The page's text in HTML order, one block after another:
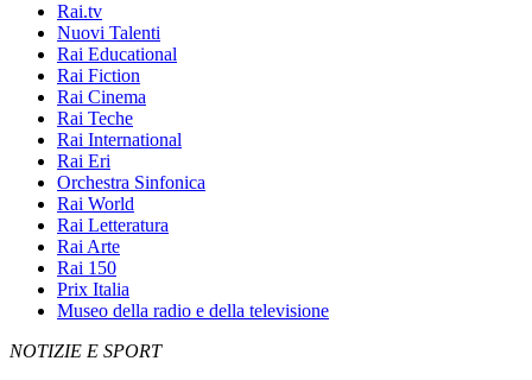
Rai.tv
Nuovi Talenti
Rai Educational
Rai Fiction
Rai Cinema
Rai Teche
Rai International
Rai Eri
Orchestra Sinfonica
Rai World
Rai Letteratura
Rai Arte
Rai 150
Prix Italia
Museo della radio e della televisione
NOTIZIE E SPORT